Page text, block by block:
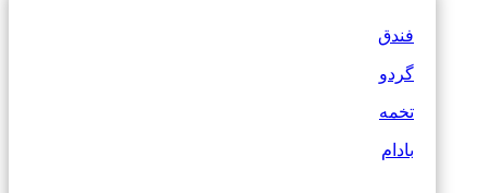
فندق
گردو
تخمه
بادام